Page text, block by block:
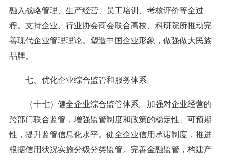
融入战略管理、生产经营、员工培训、考核评价等全过
程。支持企业、行业协会商会联合高校、科研院所推动完
善现代企业管理理论。塑造中国企业形象，做强做大民族
品牌。
七、优化企业综合监管和服务体系
（十七）健全企业综合监管体系。加强对企业经营的
跨部门联合监管，增强监管制度和政策的稳定性、可预期
性，提升监管信息化水平。健全企业信用承诺制度，推进
根据信用状况实施分级分类监管。完善金融监管，构建产